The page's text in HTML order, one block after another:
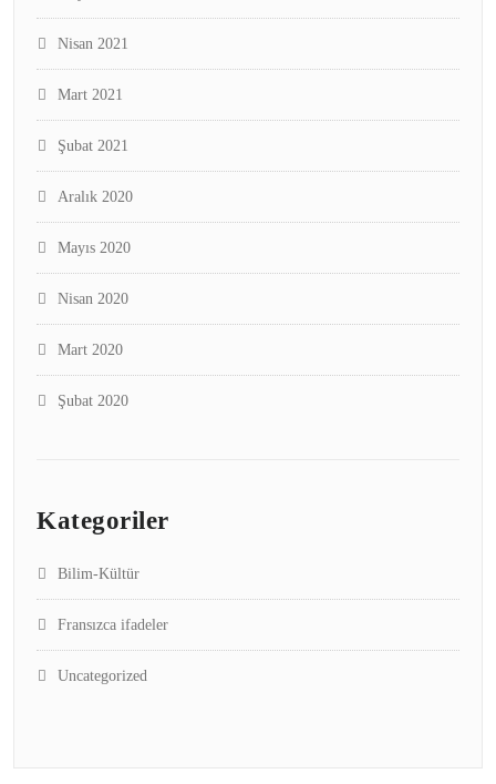
Nisan 2021
Mart 2021
Şubat 2021
Aralık 2020
Mayıs 2020
Nisan 2020
Mart 2020
Şubat 2020
Kategoriler
Bilim-Kültür
Fransızca ifadeler
Uncategorized